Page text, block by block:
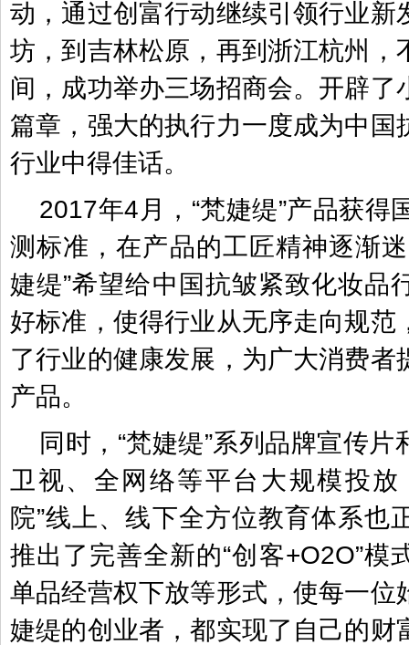
动，通过创富行动继续引领行业新
坊，到吉林松原，再到浙江杭州，
间，成功举办三场招商会。开辟了
篇章，强大的执行力一度成为中国
行业中得佳话。
2017年4月，“梵婕缇”产品获得
测标准，在产品的工匠精神逐渐
婕缇”希望给中国抗皱紧致化妆品
好标准，使得行业从无序走向规范
了行业的健康发展，为广大消费者
产品。
同时，“梵婕缇”系列品牌宣传片
卫视、全网络等平台大规模投放
院”线上、线下全方位教育体系也
推出了完善全新的“创客+O2O”模
单品经营权下放等形式，使每一位
婕缇的创业者，都实现了自己的财